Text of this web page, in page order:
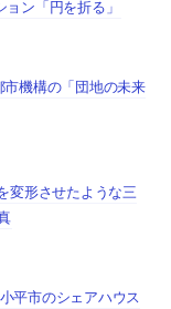
ン「円を折る」
機構の「団地の未来
変形させたような三
平市のシェアハウス